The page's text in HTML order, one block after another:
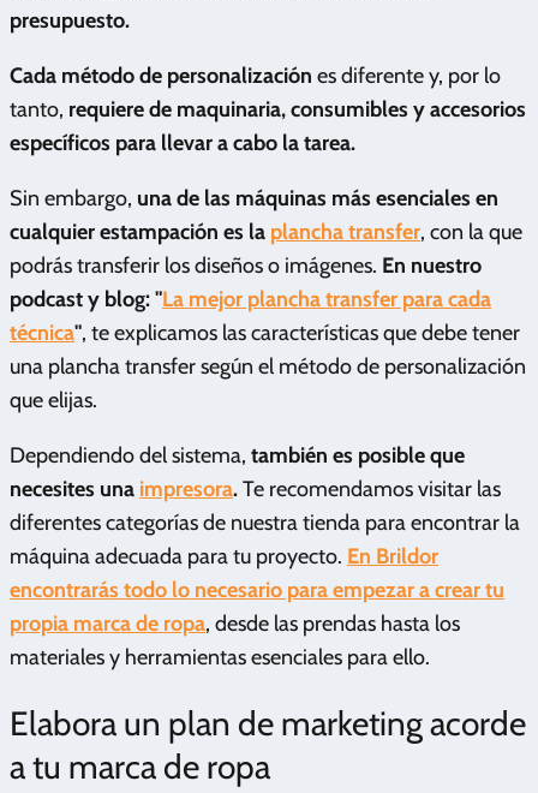
presupuesto.
Cada método de personalización es diferente y, por lo
tanto, requiere de maquinaria, consumibles y accesorios
específicos para llevar a cabo la tarea.
Sin embargo, una de las máquinas más esenciales en
cualquier estampación es la plancha transfer, con la que
podrás transferir los diseños o imágenes. En nuestro
podcast y blog: "La mejor plancha transfer para cada
técnica", te explicamos las características que debe tener
una plancha transfer según el método de personalización
que elijas.
Dependiendo del sistema, también es posible que
necesites una impresora.Te recomendamos visitar las
diferentes categorías de nuestra tienda para encontrar la
máquina adecuada para tu proyecto. En Brildor
encontrarás todo lo necesario para empezar a crear tu
propia marca de ropa, desde las prendas hasta los
materiales y herramientas esenciales para ello.
Elabora un plan de marketing acorde
a tu marca de ropa